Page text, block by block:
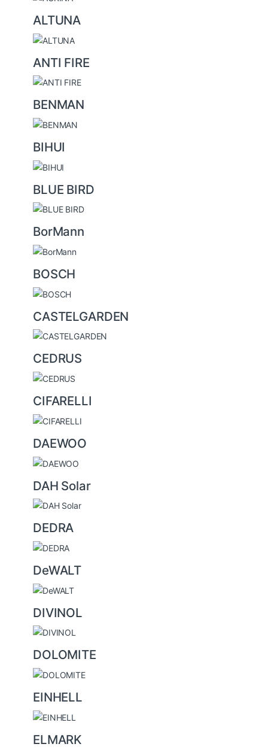
ALTUNA
ANTI FIRE
BENMAN
BIHUI
BLUE BIRD
BorMann
BOSCH
CASTELGARDEN
CEDRUS
CIFARELLI
DAEWOO
DAH Solar
DEDRA
DeWALT
DIVINOL
DOLOMITE
EINHELL
ELMARK